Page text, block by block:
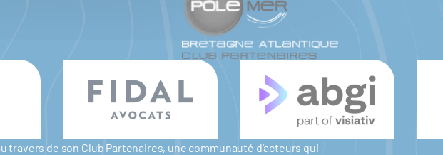
de son Club Partenaires, une communauté d'acteurs qui